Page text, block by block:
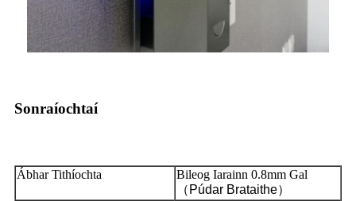
Sonraíochtaí
Ábhar Tithíochta
Bileog Iarainn 0.8mm Gal
（ Púdar Brataithe）